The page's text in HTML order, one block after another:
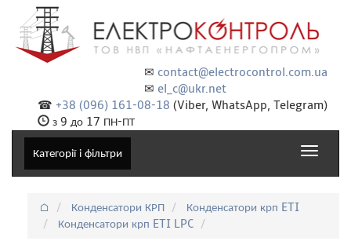
✉ contact@electrocontrol.com.ua
✉ el_c@ukr.net
☎ +38 (096) 161-08-18 (Viber, WhatsApp, Telegram)
з 9 до 17 ПН-ПТ
Категорії і фільтри
Toggle
⌂ Конденсатори КРП
Конденсатори крп ETI
Конденсатори крп ETI LPC